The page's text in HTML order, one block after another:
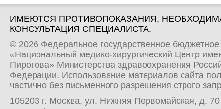
ИМЕЮТСЯ ПРОТИВОПОКАЗАНИЯ,
КОНСУЛЬТАЦИЯ СПЕЦИАЛИСТА.
© 2026 Федеральное государственное
«Национальный медико-хирургический Центр
Пирогова» Министерства здравоохранения
Федерации. Использование материалов сайта
частично без письменного разрешения строго
105203 г. Москва, ул. Нижняя Первомайская, д.